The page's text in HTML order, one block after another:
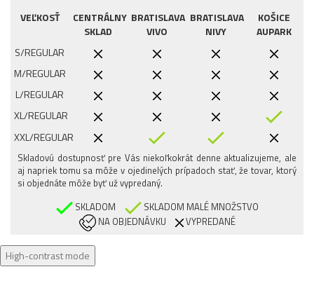
VEĽKOSŤ
CENTRÁLNY
SKLAD
BRATISLAVA
VIVO
BRATISLAVA
NIVY
KOŠICE
AUPARK
S/REGULAR
M/REGULAR
L/REGULAR
XL/REGULAR
XXL/REGULAR
Skladovú dostupnosť pre Vás niekoľkokrát denne aktualizujeme, ale
aj napriek tomu sa môže v ojedinelých prípadoch stať, že tovar, ktorý
si objednáte môže byť už vypredaný.
SKLADOM
SKLADOM MALÉ MNOŽSTVO
NA OBJEDNÁVKU
VYPREDANÉ
High-contrast mode